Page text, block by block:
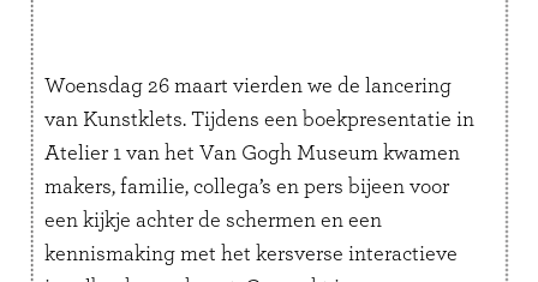
Woensdag 26 maart vierden we de lancering
van Kunstklets. Tijdens een boekpresentatie in
Atelier 1 van het Van Gogh Museum kwamen
makers, familie, collega’s en pers bijeen voor
een kijkje achter de schermen en een
kennismaking met het kersverse interactieve